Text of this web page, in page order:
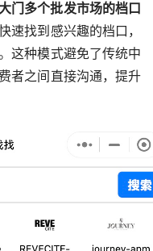
门多个批发市场的档口
速找到感兴趣的档口，
这种模式避免了传统中
者之间直接沟通，提升